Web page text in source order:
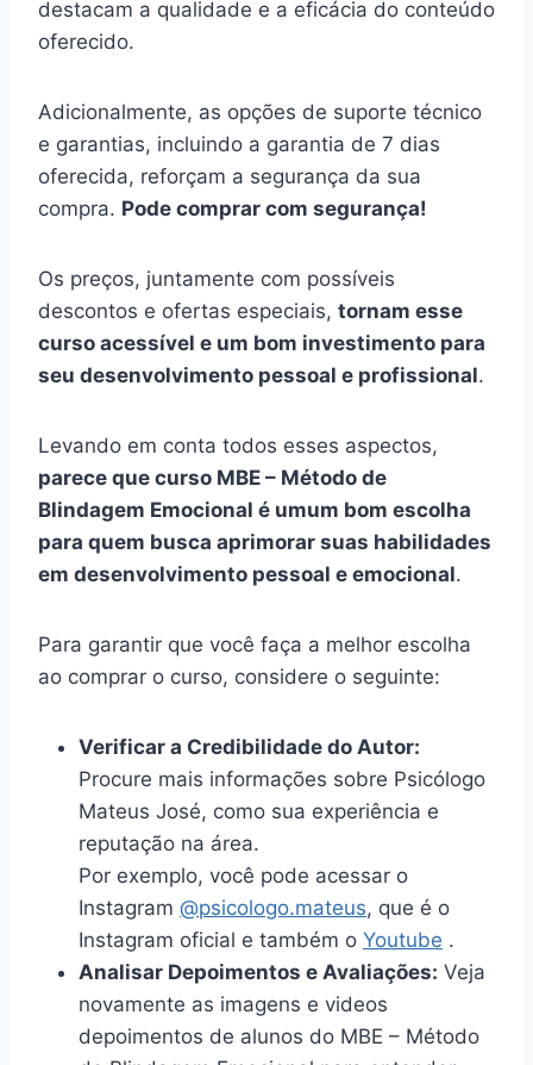
destacam a qualidade e a eficácia do conteúdo
oferecido.
Adicionalmente, as opções de suporte técnico
e garantias, incluindo a garantia de 7 dias
oferecida, reforçam a segurança da sua
compra. Pode comprar com segurança!
Os preços, juntamente com possíveis
descontos e ofertas especiais, tornam esse
curso acessível e um bom investimento para
seu desenvolvimento pessoal e profissional.
Levando em conta todos esses aspectos,
parece que curso MBE – Método de
Blindagem Emocional é umum bom escolha
para quem busca aprimorar suas habilidades
em desenvolvimento pessoal e emocional.
Para garantir que você faça a melhor escolha
ao comprar o curso, considere o seguinte:
Verificar a Credibilidade do Autor:
Procure mais informações sobre Psicólogo
Mateus José, como sua experiência e
reputação na área.
Por exemplo, você pode acessar o
Instagram @psicologo.mateus, que é o
Instagram oficial e também o Youtube .
Analisar Depoimentos e Avaliações: Veja
novamente as imagens e videos
depoimentos de alunos do MBE – Método